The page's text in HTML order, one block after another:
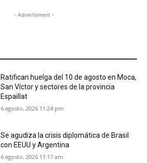
- Advertisment -
Ratifican huelga del 10 de agosto en Moca,
San Víctor y sectores de la provincia
Espaillat
6 agosto, 2026 11:24 pm
Se agudiza la crisis diplomática de Brasil
con EEUU y Argentina
6 agosto, 2026 11:17 am